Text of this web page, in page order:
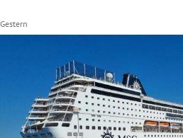
Gestern